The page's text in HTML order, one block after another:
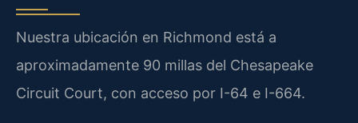
Nuestra ubicación en Richmond está a
aproximadamente 90 millas del Chesapeake
Circuit Court, con acceso por I-64 e I-664.